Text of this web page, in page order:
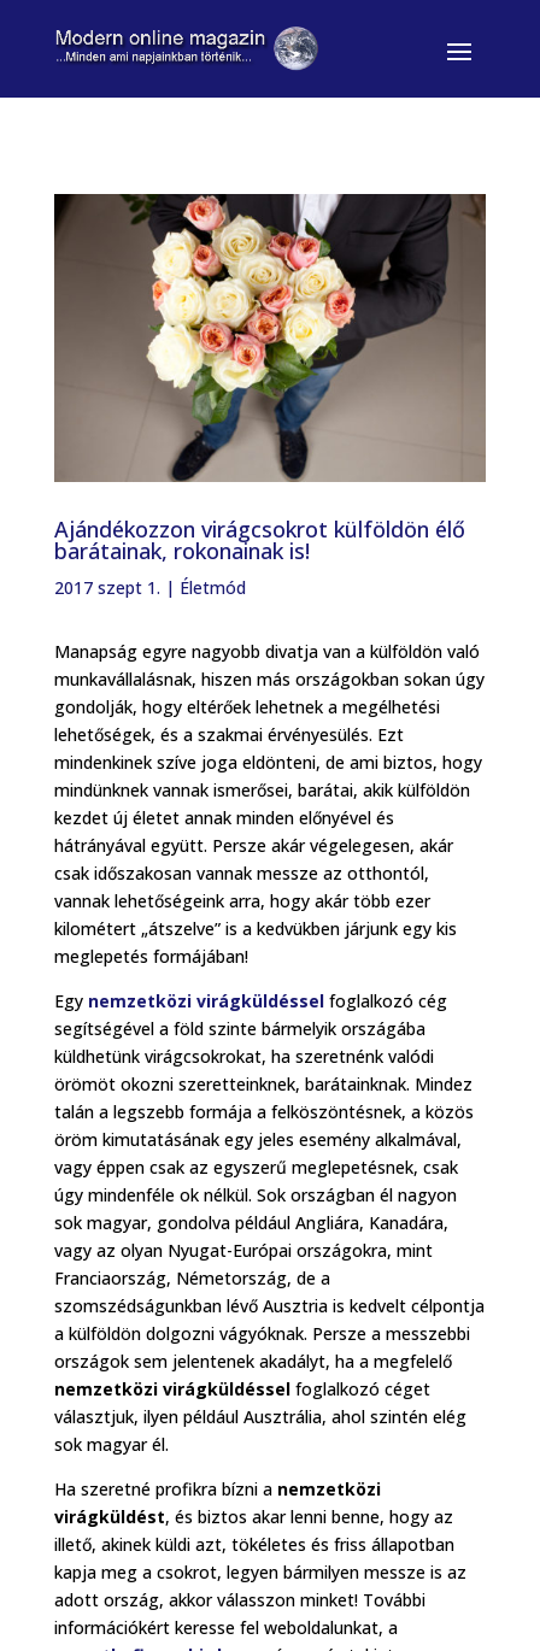
Ajándékozzon virágcsokrot külföldön élő
barátainak, rokonainak is!
2017 szept 1. | Életmód
Manapság egyre nagyobb divatja van a külföldön való
munkavállalásnak, hiszen más országokban sokan úgy
gondolják, hogy eltérőek lehetnek a megélhetési
lehetőségek, és a szakmai érvényesülés. Ezt
mindenkinek szíve joga eldönteni, de ami biztos, hogy
mindünknek vannak ismerősei, barátai, akik külföldön
kezdet új életet annak minden előnyével és
hátrányával együtt. Persze akár végelegesen, akár
csak időszakosan vannak messze az otthontól,
vannak lehetőségeink arra, hogy akár több ezer
kilométert „átszelve” is a kedvükben járjunk egy kis
meglepetés formájában!
Egy nemzetközi virágküldésselfoglalkozó cég
segítségével a föld szinte bármelyik országába
küldhetünk virágcsokrokat, ha szeretnénk valódi
örömöt okozni szeretteinknek, barátainknak. Mindez
talán a legszebb formája a felköszöntésnek, a közös
öröm kimutatásának egy jeles esemény alkalmával,
vagy éppen csak az egyszerű meglepetésnek, csak
úgy mindenféle ok nélkül. Sok országban él nagyon
sok magyar, gondolva például Angliára, Kanadára,
vagy az olyan Nyugat-Európai országokra, mint
Franciaország, Németország, de a
szomszédságunkban lévő Ausztria is kedvelt célpontja
a külföldön dolgozni vágyóknak. Persze a messzebbi
országok sem jelentenek akadályt, ha a megfelelő
nemzetközi virágküldésselfoglalkozó céget
választjuk, ilyen például Ausztrália, ahol szintén elég
sok magyar él.
Ha szeretné profikra bízni a nemzetközi
virágküldést, és biztos akar lenni benne, hogy az
illető, akinek küldi azt, tökéletes és friss állapotban
kapja meg a csokrot, legyen bármilyen messze is az
adott ország, akkor válasszon minket! További
információkért keresse fel weboldalunkat, a